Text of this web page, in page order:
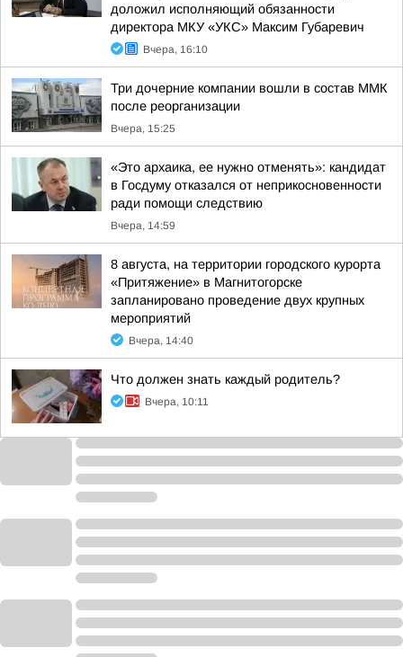
доложил исполняющий обязанности
директора МКУ «УКС» Максим Губаревич
Вчера, 16:10
Три дочерние компании вошли в состав ММК
после реорганизации
Вчера, 15:25
«Это архаика, ее нужно отменять»: кандидат
в Госдуму отказался от неприкосновенности
ради помощи следствию
Вчера, 14:59
8 августа, на территории городского курорта
«Притяжение» в Магнитогорске
запланировано проведение двух крупных
мероприятий
Вчера, 14:40
Что должен знать каждый родитель?
Вчера, 10:11